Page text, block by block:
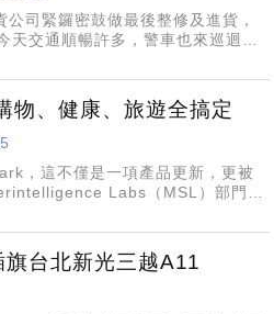
司緊鑼密鼓做最後整修及進貨，
交通順暢許多，警車也來巡迴，
、健康、旅遊全搞定
，這不僅是一項產品更新，更被
Labs（MSL）部門開
台北新光三越A11